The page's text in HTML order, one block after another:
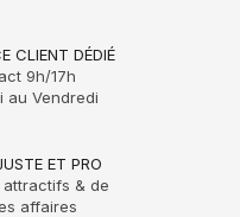
CLIENT DÉDIÉ
9h/17h
au Vendredi
ET PRO
& de
affaires